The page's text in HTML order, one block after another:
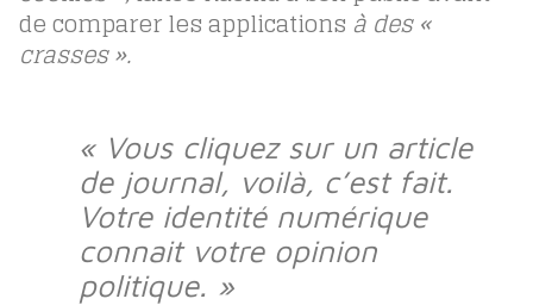
de comparerles applications à des «
crasses ».
« Vous cliquez sur un article
de journal, voilà, c’est fait.
Votre identité numérique
connait votre opinion
politique. »